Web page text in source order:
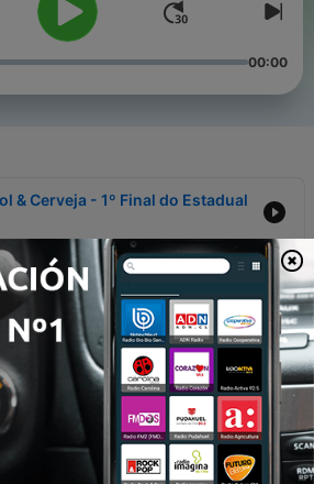
00:00
& Cerveja - 1º Final do Estadual
final dos campeonatos
está na final do Estadual
- Operário x Portuguesa